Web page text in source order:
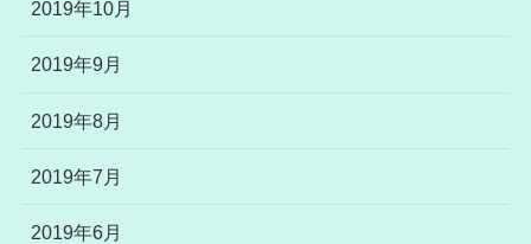
2019年10月
2019年9月
2019年8月
2019年7月
2019年6月